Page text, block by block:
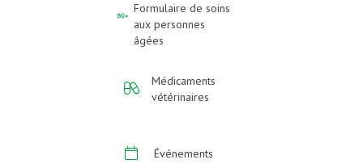
Formulaire de soins
aux personnes
âgées
Médicaments
vétérinaires
Événements